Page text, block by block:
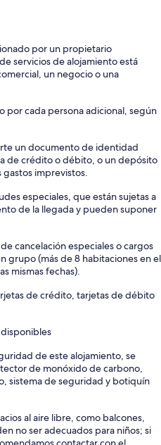
por un propietario
servicios de alojamiento está
un negocio o una
por cada persona adicional, según
un documento de identidad
de crédito o débito, o un depósito
imprevistos.
especiales, que están sujetas a
de la llegada y pueden suponer
cancelación especiales o cargos
grupo (más de 8 habitaciones en el
mismas fechas).
de crédito, tarjetas de débito
de este alojamiento, se
de monóxido de carbono,
sistema de seguridad y botiquín
al aire libre, como balcones,
no ser adecuados para niños; si